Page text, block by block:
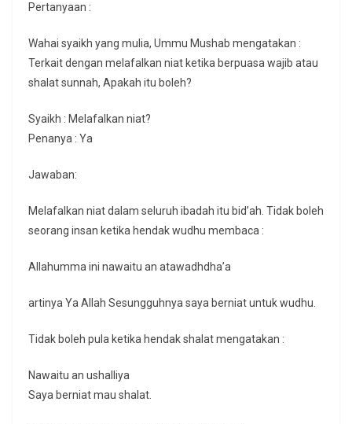
Pertanyaan :
Wahai syaikh yang mulia, Ummu Mushab mengatakan :
Terkait dengan melafalkan niat ketika berpuasa wajib atau
shalat sunnah, Apakah itu boleh?
Syaikh : Melafalkan niat?
Penanya : Ya
Jawaban:
Melafalkan niat dalam seluruh ibadah itu bid’ah. Tidak boleh
seorang insan ketika hendak wudhu membaca :
Allahumma ini nawaitu an atawadhdha’a
artinya Ya Allah Sesungguhnya saya berniat untuk wudhu.
Tidak boleh pula ketika hendak shalat mengatakan :
Nawaitu an ushalliya
Saya berniat mau shalat.